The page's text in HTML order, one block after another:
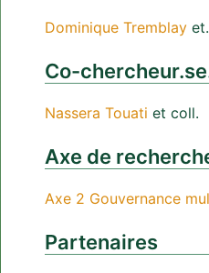
Dominique Tremblay
Co-
Nassera Touati et coll.
Axe de
Axe 2 Gouvernance
Partenaires